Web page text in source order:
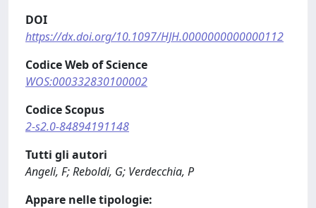
DOI
https://dx.doi.org/10.1097/HJH.0000000000000112
Codice Web of Science
WOS:000332830100002
Codice Scopus
2-s2.0-84894191148
Tutti gli autori
Angeli, F; Reboldi, G; Verdecchia, P
Appare nelle tipologie: